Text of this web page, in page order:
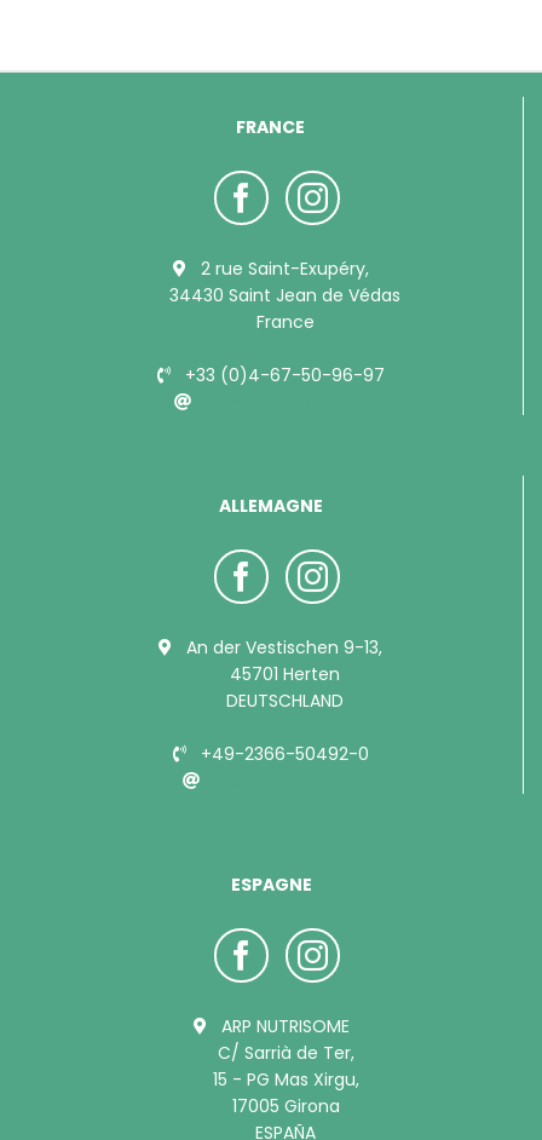
FRANCE
2 rue Saint-Exupéry,
34430 Saint Jean de Védas
France
+33 (0)4-67-50-96-97
ALLEMAGNE
An der Vestischen 9-13,
45701 Herten
DEUTSCHLAND
+49-2366-50492-0
ESPAGNE
ARP NUTRISOME
C/ Sarrià de Ter,
15 - PG Mas Xirgu,
17005 Girona
ESPAÑA